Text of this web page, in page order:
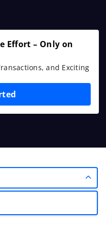
Effort – Only on
and Exciting